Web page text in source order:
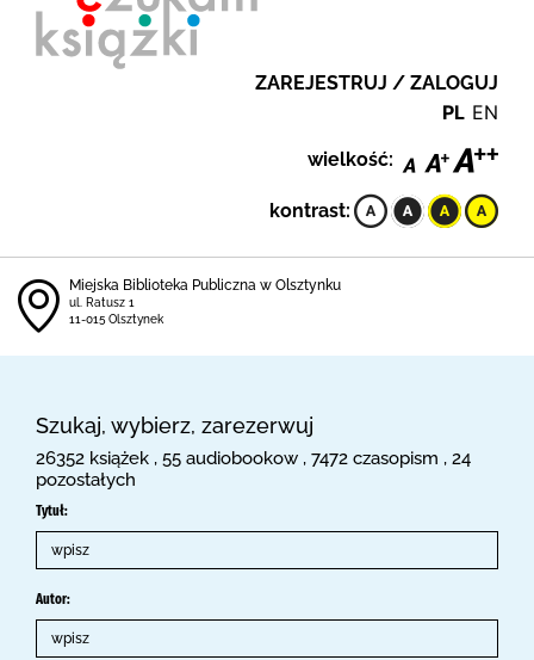
ZAREJESTRUJ / ZALOGUJ
PL EN
wielkość:
kontrast:
Miejska Biblioteka Publiczna w Olsztynku
ul. Ratusz 1
11-015 Olsztynek
Szukaj, wybierz, zarezerwuj
26352 książek , 55 audiobookow , 7472 czasopism , 24
pozostałych
Tytuł:
Autor: